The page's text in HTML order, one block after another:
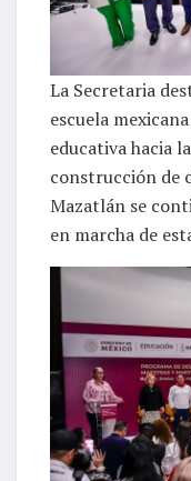
La Secretaria
escuela
educativa hacia
construcción de
Mazatlán se
en marcha de